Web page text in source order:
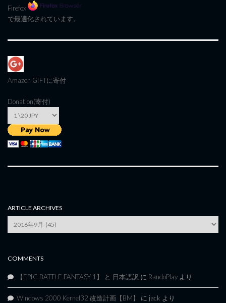
Firefox
で最適化されています。
Amazon GIFTに寄付
Donation(寄付)
ARTICLE ARCHIVES
Article
Archives
COMMENTS
【EPIC BATTLE FANTASY 1】 と 日本語訳 に RandoPlay より
Windows 2000 Kernel32 改造計画【BM】 に jack より